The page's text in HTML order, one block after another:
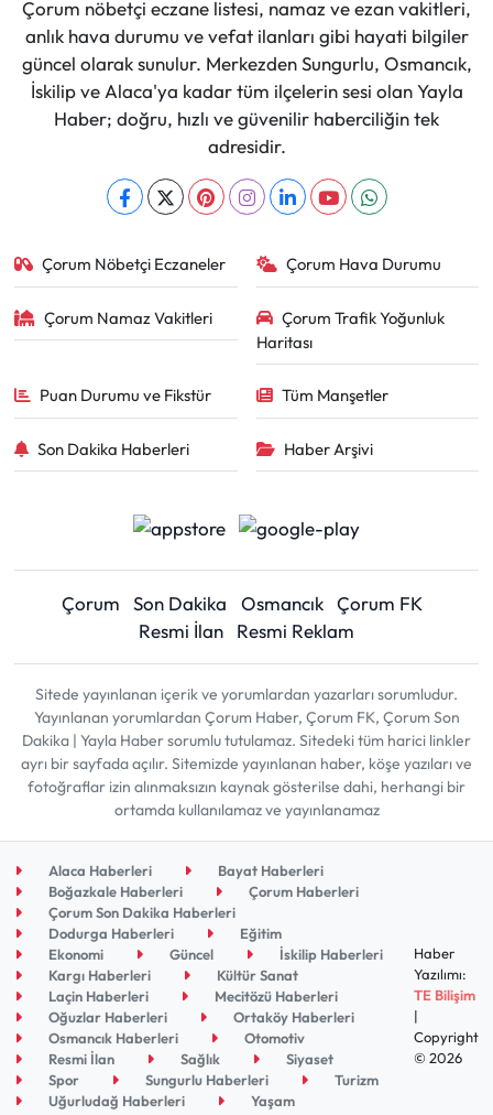
Çorum nöbetçi eczane listesi, namaz ve ezan vakitleri,
anlık hava durumu ve vefat ilanları gibi hayati bilgiler
güncel olarak sunulur. Merkezden Sungurlu, Osmancık,
İskilip ve Alaca'ya kadar tüm ilçelerin sesi olan Yayla
Haber; doğru, hızlı ve güvenilir haberciliğin tek
adresidir.
Çorum Nöbetçi Eczaneler Çorum Hava Durumu
Çorum Namaz Vakitleri
Çorum Trafik Yoğunluk
Haritası
Puan Durumu ve Fikstür Tüm Manşetler
Son Dakika Haberleri Haber Arşivi
Çorum Son Dakika Osmancık Çorum FK
Resmi İlan
Resmi Reklam
Sitede yayınlanan içerik ve yorumlardan yazarları sorumludur.
Yayınlanan yorumlardan Çorum Haber, Çorum FK, Çorum Son
Dakika | Yayla Haber sorumlu tutulamaz. Sitedeki tüm harici linkler
ayrı bir sayfada açılır. Sitemizde yayınlanan haber, köşe yazıları ve
fotoğraflar izin alınmaksızın kaynak gösterilse dahi, herhangi bir
ortamda kullanılamaz ve yayınlanamaz
Alaca Haberleri
Bayat Haberleri
Boğazkale Haberleri
Çorum Haberleri
Çorum Son Dakika Haberleri
Dodurga Haberleri
Eğitim
Ekonomi
Güncel
İskilip Haberleri
Kargı Haberleri
Kültür Sanat
Laçin Haberleri
Mecitözü Haberleri
Oğuzlar Haberleri
Ortaköy Haberleri
Osmancık Haberleri
Otomotiv
Resmi İlan
Sağlık
Siyaset
Spor
Sungurlu Haberleri
Turizm
Uğurludağ Haberleri
Yaşam
Haber
Yazılımı:
TE Bilişim
|
Copyright
© 2026